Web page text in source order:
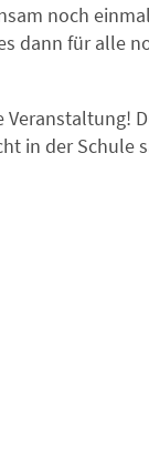
noch
dann für alle
in der Schule